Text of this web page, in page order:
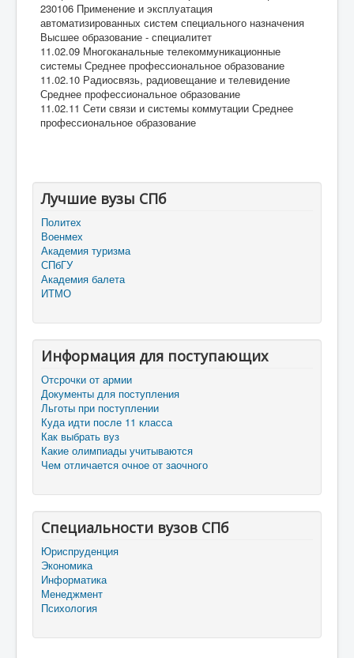
230106 Применение и эксплуатация
автоматизированных систем специального назначения
Высшее образование - специалитет
11.02.09 Многоканальные телекоммуникационные
системы Среднее профессиональное образование
11.02.10 Радиосвязь, радиовещание и телевидение
Среднее профессиональное образование
11.02.11 Сети связи и системы коммутации Среднее
профессиональное образование
Лучшие вузы СПб
Политех
Военмех
Академия туризма
СПбГУ
Академия балета
ИТМО
Информация для поступающих
Отсрочки от армии
Документы для поступления
Льготы при поступлении
Куда идти после 11 класса
Как выбрать вуз
Какие олимпиады учитываются
Чем отличается очное от заочного
Специальности вузов СПб
Юриспруденция
Экономика
Информатика
Менеджмент
Психология